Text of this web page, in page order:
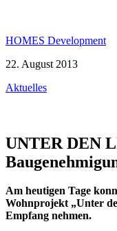
HOMES Development
22. August 2013
Aktuelles
UNTER DEN
Am heutigen Tage
Wohnprojekt „Unter
Empfang nehmen.